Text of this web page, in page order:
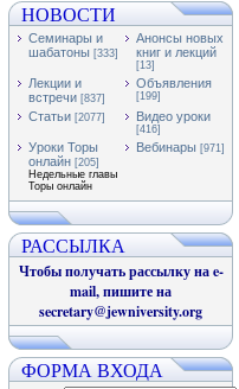
НОВОСТИ
Семинары и
шабатоны [333]
Анонсы новых
книг и лекций
[13]
Лекции и
встречи [837]
Объявления
[199]
Статьи [2077] Видео уроки
[416]
Уроки Торы
онлайн [205]
Недельные главы
Торы онлайн
Вебинары [971]
РАССЫЛКА
Чтобы получать рассылку на e-
mail, пишите на
secretary@jewniversity.org
ФОРМА ВХОДА